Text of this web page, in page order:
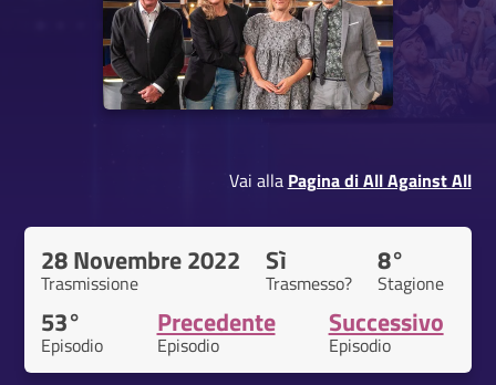
Vai alla Pagina di All Against All
28 Novembre 2022
Trasmissione
Sì
Trasmesso?
8°
Stagione
53°
Episodio
Precedente
Episodio
Successivo
Episodio